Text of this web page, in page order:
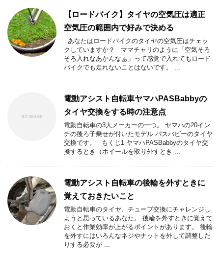
【ロードバイク】タイヤの空気圧は適正
空気圧の範囲内で好みで決める
あなたはロードバイクのタイヤの空気圧はチェッ
クしていますか？ ママチャリのように「空気そろ
そろ入れなあかんなぁ」って感覚で入れてもロード
バイクでも走れないことはないです。 ...
電動アシスト自転車ヤマハPASBabbyの
タイヤ交換をする時の注意点
電動自転車の3大メーカーの一つ。 ヤマハの20イン
チの後ろ子乗せが付いたモデル パスバビーのタイヤ
交換です。 もくじ1 ヤマハPASBabbyのタイヤ交
換するとき（ホイールを取り外すとき ...
電動アシスト自転車の後輪を外すときに
覚えておきたいこと
電動自転車のタイヤ、チューブ交換にチャレンジし
ようと思っているあなた。 後輪を外すときに覚えて
おくと作業効率が上がるポイントがあります。 後輪
を外すにはいろんなネジやナットを外して調整した
りする必要が ...